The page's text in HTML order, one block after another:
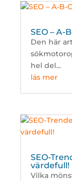
SEO –
Den här
hel del...
läs mer
SEO-
värdefull!
Vilka